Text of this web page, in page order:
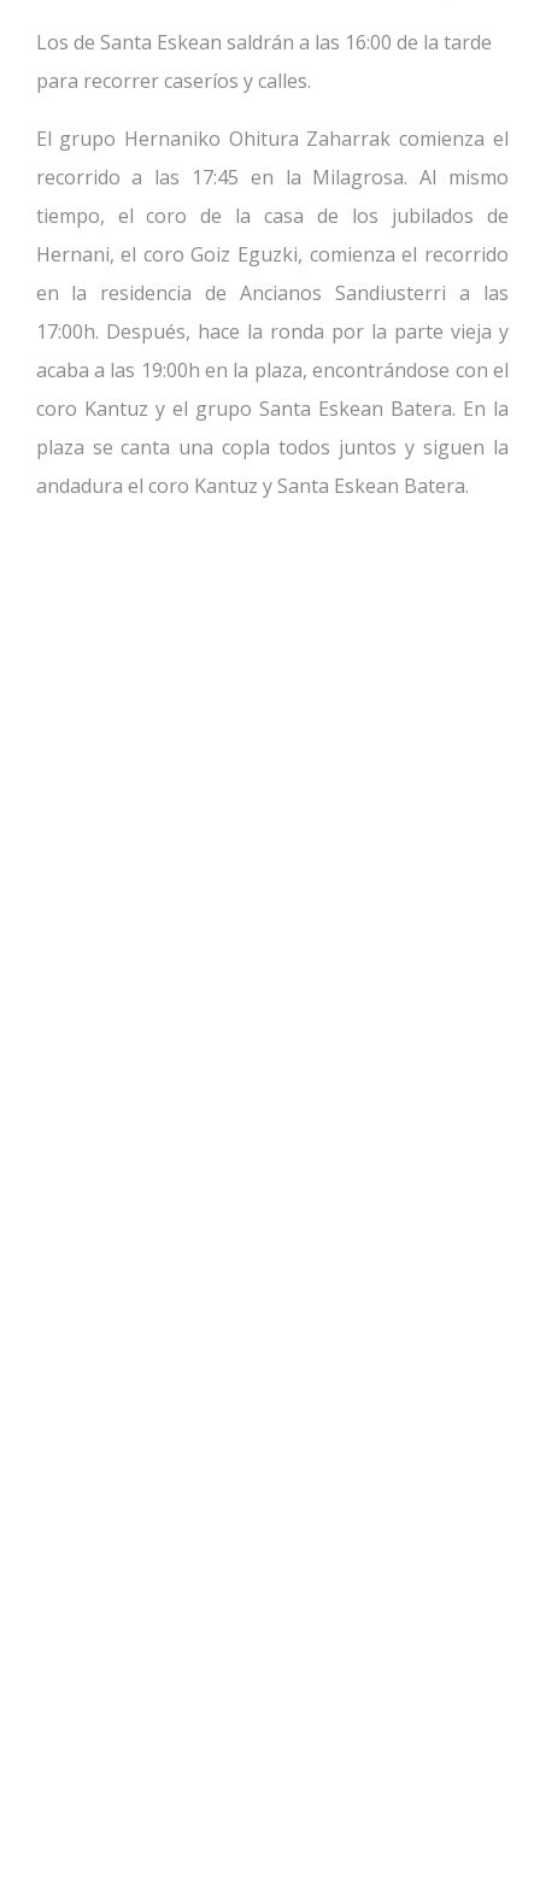
Los de Santa Eskean saldrán a las 16:00 de la tarde
para recorrer caseríos y calles.
El grupo Hernaniko Ohitura Zaharrak comienza el
recorrido a las 17:45 en la Milagrosa. Al mismo
tiempo, el coro de la casa de los jubilados de
Hernani, el coro Goiz Eguzki, comienza el recorrido
en la residencia de Ancianos Sandiusterri a las
17:00h. Después, hace la ronda por la parte vieja y
acaba a las 19:00h en la plaza, encontrándose con el
coro Kantuz y el grupo Santa Eskean Batera. En la
plaza se canta una copla todos juntos y siguen la
andadura el coro Kantuz y Santa Eskean Batera.